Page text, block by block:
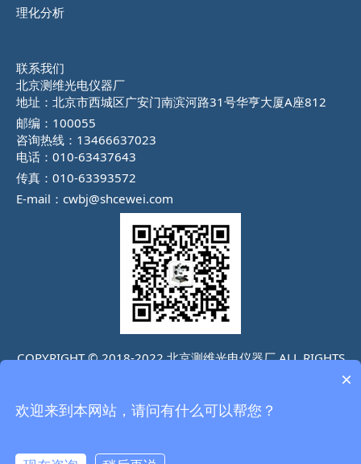
理化分析
联系我们
北京测维光电仪器厂
地址：北京市西城区广安门南滨河路31号华亨大厦A座812
邮编：100055
咨询热线：13466637023
电话：010-63437643
传真：010-63393572
E-mail：cwbj@shcewei.com
COPYRIGHT © 2018-2022 北京测维光电仪器厂 ALL RIGHTS
京ICP备07029178号-7
京公网安备 11010202009778
号
×
欢迎来到本网站，请问有什么可以帮您？